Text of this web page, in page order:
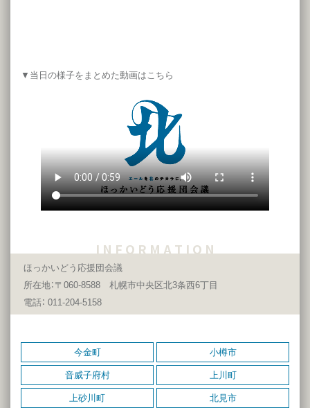
▼当日の様子をまとめた動画はこちら
I N F O R M A T I O N
ほっかいどう応援団会議
所在地：〒060-8588 札幌市中央区北3条西6丁目
電話： 011-204-5158
今金町
小樽市
音威子府村
上川町
上砂川町
北見市